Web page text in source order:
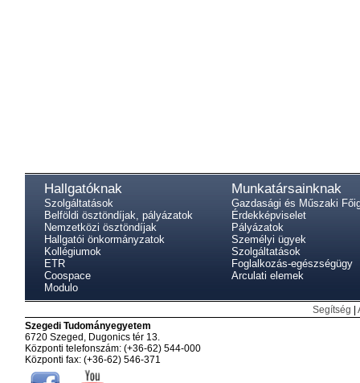
Hallgatóknak
Szolgáltatások
Belföldi ösztöndíjak, pályázatok
Nemzetközi ösztöndíjak
Hallgatói önkormányzatok
Kollégiumok
ETR
Coospace
Modulo
Munkatársainknak
Gazdasági és Műszaki
Érdekképviselet
Pályázatok
Személyi ügyek
Szolgáltatások
Foglalkozás-egészségügy
Arculati elemek
Segítség
Szegedi Tudományegyetem
6720 Szeged, Dugonics tér 13.
Központi telefonszám: (+36-62) 544-000
Központi fax: (+36-62) 546-371